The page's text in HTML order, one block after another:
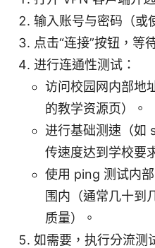
输入账号与密码（或
点击“连接”按钮，等
进行连通性测试：
访问校园网内部地
的教学资源页）。
进行基础测速（如
传速度达到学校要
使用 ping 测试内
围内（通常几十到
质量）。
如需要，执行分流测